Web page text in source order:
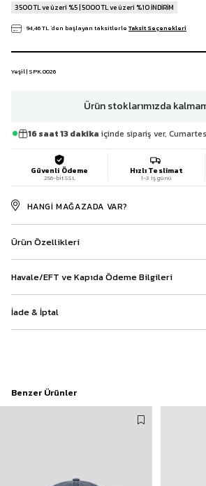
3500 TL ve üzeri %5 | 5000 TL ve üzeri %10 İNDİRİM
94,46 TL`den başlayan taksitlerle Taksit Seçenekleri
Yeşil | SPK.0026
Ürün stoklarımızda
16 saat 13 dakika içinde sipariş ver,
Güvenli Ödeme
256-bit SSL
Hızlı Teslimat
1-3 iş günü
HANGI MAĞAZADA VAR?
Ürün Özellikleri
Havale/EFT ve Kapıda Ödeme Bilgileri
İade & İptal
Benzer Ürünler